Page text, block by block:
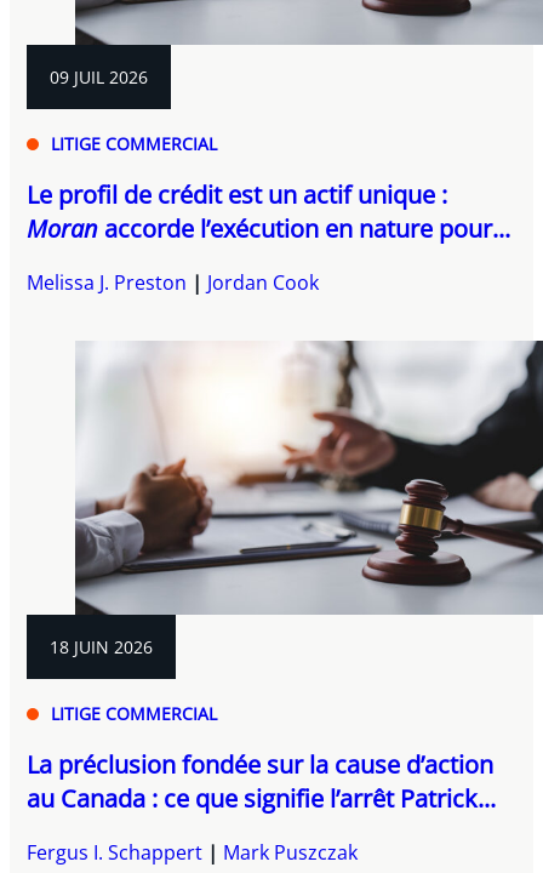
09 JUIL 2026
LITIGE COMMERCIAL
Le profil de crédit est un actif unique :
Moran accorde l’exécution en nature pour...
Melissa J. Preston Jordan Cook
18 JUIN 2026
LITIGE COMMERCIAL
La préclusion fondée sur la cause d’action
au Canada : ce que signifie l’arrêt Patrick...
Fergus I. Schappert Mark Puszczak